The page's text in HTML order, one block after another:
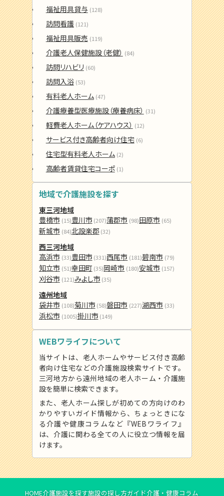
福祉用具貸与 (128)
訪問看護 (121)
福祉用具販売 (119)
介護老人保健施設（老健） (84)
訪問リハビリ (60)
訪問入浴 (53)
有料老人ホーム (47)
介護療養型医療施設（療養病床） (31)
軽費老人ホーム（ケアハウス） (12)
サービス付き高齢者向け住宅 (6)
住宅型有料老人ホーム (2)
高齢者賃貸住宅コーポ (1)
地域で介護施設を探す
東三河地域
豊橋市 (15)豊川市 (207)蒲郡市 (98)田原市 (65)
新城市 (84)北設楽郡 (32)
西三河地域
高浜市 (33)豊田市 (331)西尾市 (181)碧南市 (79)
知立市 (51)幸田町 (35)岡崎市 (180)安城市 (157)
刈谷市 (121)みよし市 (35)
遠州地域
袋井市 (108)菊川市 (58)磐田市 (227)湖西市 (33)
浜松市 (1005)掛川市 (149)
WEBワライフについて
当サイトは、老人ホームやサービス付き高齢
者向け住宅などの介護施設検索サイトです。
三河地方から遠州地域の老人ホーム・介護施
設を簡単に検索できます。
また、老人ホーム探しが初めての方向けのわ
かりやすいガイド情報から、ちょっときにな
る介護や健康コラムなど『WEBワライフ』
は、介護に関わる全ての人に役立つ情報を届
けます。
HOME介護施設を探す施設の探し方ガイド介護・健康コラム